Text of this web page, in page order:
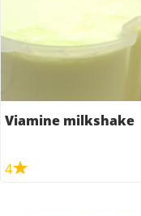
Viamine milkshake
4